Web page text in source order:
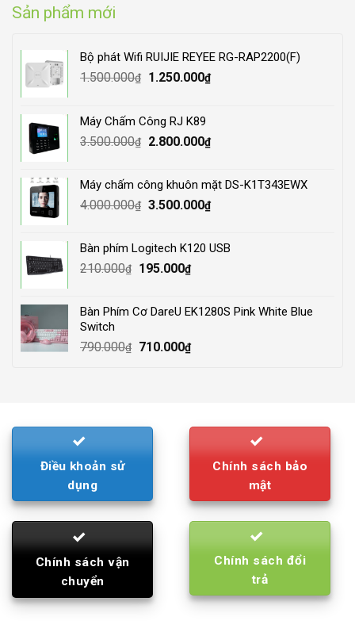
Sản phẩm mới
Bộ phát Wifi RUIJIE REYEE RG-RAP2200(F)
1.500.000₫
Original
1.500.000₫.
1.250.000₫Current
Máy Chấm Công RJ K89
3.500.000₫
Original
3.500.000₫.
2.800.000₫Current
2.800.000₫.
Máy chấm công khuôn mặt DS-K1T343EWX
4.000.000₫ Original
4.000.000₫.
3.500.000₫Current
3.500.000₫.
Bàn phím Logitech K120 USB
210.000₫
Original
210.000₫.
195.000₫Current
195.000₫.
Bàn Phím Cơ DareU EK1280S Pink White Blue
Switch
790.000₫
Original
710.000₫Current
Điều khoản sử
dụng
Chính sách bảo
mật
Chính sách vận
chuyển
Chính sách đổi
trả